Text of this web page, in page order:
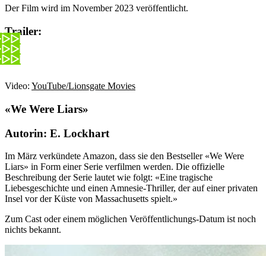
Der Film wird im November 2023 veröffentlicht.
Trailer:
Video: YouTube/Lionsgate Movies
«We Were Liars»
Autorin: E. Lockhart
Im März verkündete Amazon, dass sie den Bestseller «We Were
Liars» in Form einer Serie verfilmen werden. Die offizielle
Beschreibung der Serie lautet wie folgt: «Eine tragische
Liebesgeschichte und einen Amnesie-Thriller, der auf einer privaten
Insel vor der Küste von Massachusetts spielt.»
Zum Cast oder einem möglichen Veröffentlichungs-Datum ist noch
nichts bekannt.